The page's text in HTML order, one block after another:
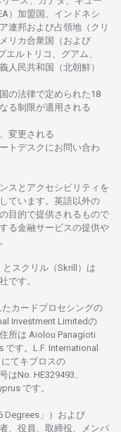
）加盟国、インドネシ
連邦および占領地 （クリ
リカ合衆国
（および
ルトリコ、グアム、
人民共和国
（北朝鮮）
国の法律で定められた 18
る制限が適用さ れる
変更さ れる
トデスクにお 問い合わ
スと アクセシビリティを
ています。 英語以外の
目的で提供さ れるもので
る金融サービスの提供や
と スクリル （Skrill）は
です。
カードプロセシングの
Investment Limitedの
所は Aiolou Panagioti
す。L.F. International
てキプロスの
はNo. HE329493、
です。
」） および
、役員、取締役、メンバ